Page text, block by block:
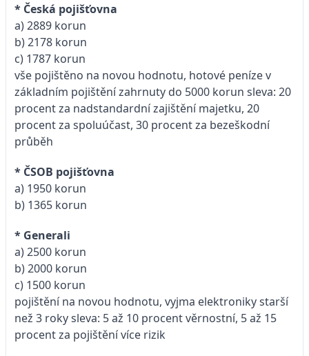
* Česká pojišťovna
a) 2889 korun
b) 2178 korun
c) 1787 korun
vše pojištěno na novou hodnotu, hotové peníze v
základním pojištění zahrnuty do 5000 korun sleva: 20
procent za nadstandardní zajištění majetku, 20
procent za spoluúčast, 30 procent za bezeškodní
průběh
* ČSOB pojišťovna
a) 1950 korun
b) 1365 korun
* Generali
a) 2500 korun
b) 2000 korun
c) 1500 korun
pojištění na novou hodnotu, vyjma elektroniky starší
než 3 roky sleva: 5 až 10 procent věrnostní, 5 až 15
procent za pojištění více rizik